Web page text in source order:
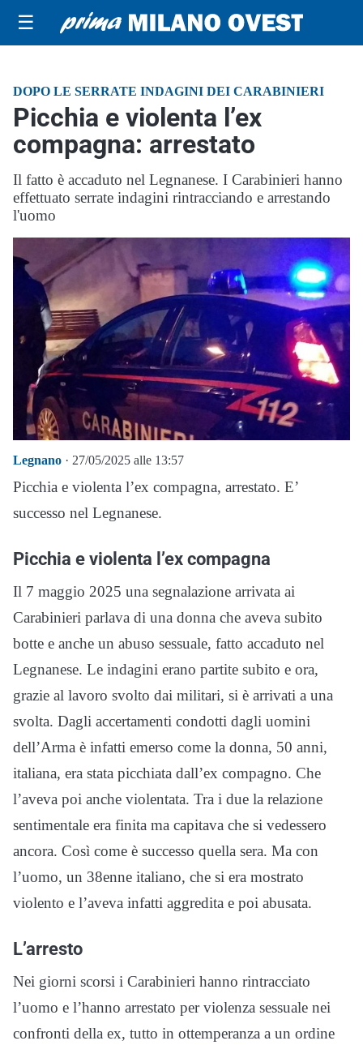
☰
DOPO LE SERRATE INDAGINI DEI CARABINIERI
Picchia e violenta l’ex
compagna: arrestato
Il fatto è accaduto nel Legnanese. I Carabinieri hanno
effettuato serrate indagini rintracciando e arrestando
l'uomo
Legnano · 27/05/2025 alle 13:57
Picchia e violenta l’ex compagna, arrestato. E’
successo nel Legnanese.
Picchia e violenta l’ex compagna
Il 7 maggio 2025 una segnalazione arrivata ai
Carabinieri parlava di una donna che aveva subito
botte e anche un abuso sessuale, fatto accaduto nel
Legnanese. Le indagini erano partite subito e ora,
grazie al lavoro svolto dai militari, si è arrivati a una
svolta. Dagli accertamenti condotti dagli uomini
dell’Arma è infatti emerso come la donna, 50 anni,
italiana, era stata picchiata dall’ex compagno. Che
l’aveva poi anche violentata. Tra i due la relazione
sentimentale era finita ma capitava che si vedessero
ancora. Così come è successo quella sera. Ma con
l’uomo, un 38enne italiano, che si era mostrato
violento e l’aveva infatti aggredita e poi abusata.
L’arresto
Nei giorni scorsi i Carabinieri hanno rintracciato
l’uomo e l’hanno arrestato per violenza sessuale nei
confronti della ex, tutto in ottemperanza a un ordine